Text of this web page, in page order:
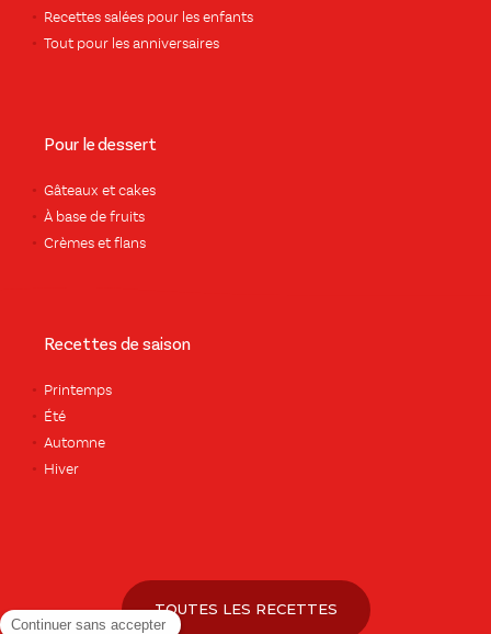
Recettes salées pour les enfants
Tout pour les anniversaires
Pour le dessert
Gâteaux et cakes
À base de fruits
Crèmes et flans
Recettes de saison
Printemps
Été
Automne
Hiver
TOUTES LES RECETTES